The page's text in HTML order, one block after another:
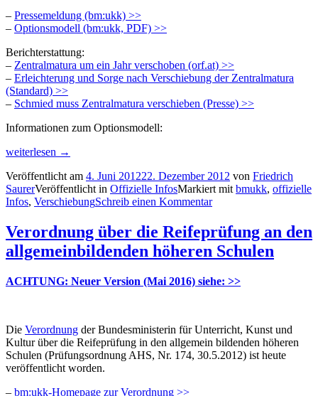
– Pressemeldung (bm:ukk) >>
– Optionsmodell (bm:ukk, PDF) >>
Berichterstattung:
– Zentralmatura um ein Jahr verschoben (orf.at) >>
– Erleichterung und Sorge nach Verschiebung der Zentralmatura
(Standard) >>
– Schmied muss Zentralmatura verschieben (Presse) >>
Informationen zum Optionsmodell:
„Neue
(inkl.
VWA)
wurde
weiterlesen →
Veröffentlicht am 4. Juni 201222. Dezember 2012 von Friedrich
SaurerVeröffentlicht in Offizielle InfosMarkiert mit bmukk, offizielle
Infos, VerschiebungSchreib einen Kommentar
Verordnung über die Reifeprüfung an den
allgemeinbildenden höheren Schulen
ACHTUNG: Neuer Version (Mai 2016) siehe: >>
Die Verordnung der Bundesministerin für Unterricht, Kunst und
Kultur über die Reifeprüfung in den allgemein bildenden höheren
Schulen (Prüfungsordnung AHS, Nr. 174, 30.5.2012) ist heute
veröffentlicht worden.
– bm:ukk-Homepage zur Verordnung >>